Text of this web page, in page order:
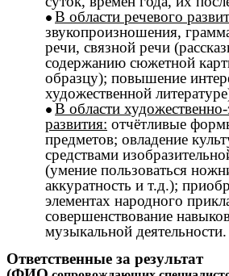
В области речевого
звукопроизношения,
речи, связной речи
содержанию сюжетной
образцу); повышение
художественной
В области художественно-
развития: отчётливые
предметов; овладение
средствами
(умение пользоваться
аккуратность и т.д.);
элементах народного
совершенствование
музыкальной деятельности.
Ответственные за результат